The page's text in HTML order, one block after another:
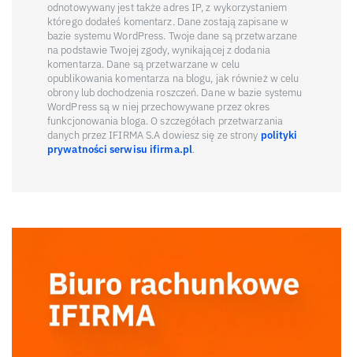
odnotowywany jest także adres IP, z wykorzystaniem
którego dodałeś komentarz. Dane zostają zapisane w
bazie systemu WordPress. Twoje dane są przetwarzane
na podstawie Twojej zgody, wynikającej z dodania
komentarza. Dane są przetwarzane w celu
opublikowania komentarza na blogu, jak również w celu
obrony lub dochodzenia roszczeń. Dane w bazie systemu
WordPress są w niej przechowywane przez okres
funkcjonowania bloga. O szczegółach przetwarzania
danych przez IFIRMA S.A dowiesz się ze strony polityki
prywatności serwisu ifirma.pl.